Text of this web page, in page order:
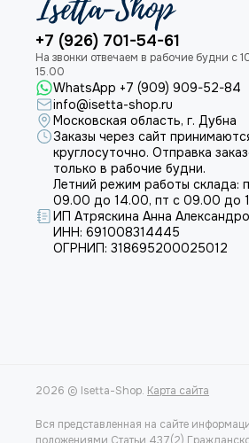
+7 (926) 701-54-61
WhatsApp +7 (909) 909-52-84
info@isetta-shop.ru
Московская область, г. Дубна
Заказы через сайт
круглосуточно. Отправка
только в рабочие будни.
Летний режим работы склада:
09.00 до 14.00, пт с 09.00 до
ИП Атряскина Анна
ИНН: 691008314445
ОГРНИП: 318695200025012
2026 © Isetta-Shop. Карта сайта
Вся представленная на сайте